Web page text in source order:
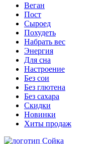
Веган
Пост
Сыроед
Похудеть
Набрать вес
Энергия
Для сна
Настроение
Без сои
Без глютена
Без сахара
Скидки
Новинки
Хиты продаж